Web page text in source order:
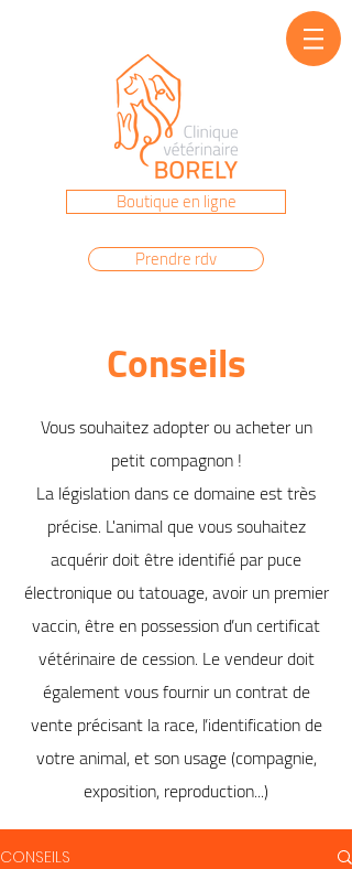
04 91 22 86 40
Boutique en ligne
Prendre rdv
Conseils
Vous souhaitez adopter ou acheter un
petit compagnon !
La législation dans ce domaine est très
précise. L'animal que vous souhaitez
acquérir doit être identifié par puce
électronique ou tatouage, avoir un premier
vaccin, être en possession d’un certificat
vétérinaire de cession. Le vendeur doit
également vous fournir un contrat de
vente précisant la race, l’identification de
votre animal, et son usage (compagnie,
exposition, reproduction...)
CONSEILS